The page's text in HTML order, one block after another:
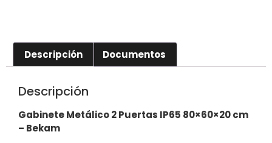
Descripción Documentos
Descripción
Gabinete Metálico 2 Puertas IP65 80×60×20 cm
– Bekam